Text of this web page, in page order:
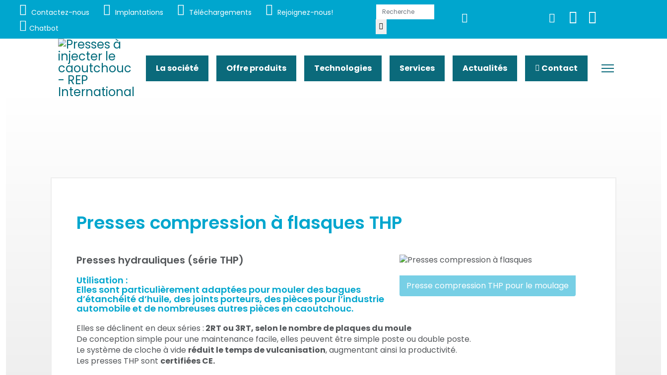
Contactez-nous Implantations Téléchargements
Rejoignez-nous!
Chatbot
La société Offre produits Technologies Services Actualités Contact
Presses compression à flasques THP
Presse compression THP pour le moulage
Presses hydrauliques (série THP)
Utilisation :
Elles sont particulièrement adaptées pour mouler des bagues
d’étanchéité d’huile, des joints porteurs, des pièces pour l’industrie
automobile et de nombreuses autres pièces en caoutchouc.
Elles se déclinent en deux séries : 2RT ou 3RT, selon le nombre de plaques du moule
De conception simple pour une maintenance facile, elles peuvent être simple poste ou double poste.
Le système de cloche à vide réduit le temps de vulcanisation, augmentant ainsi la productivité.
Les presses THP sont certifiées CE.